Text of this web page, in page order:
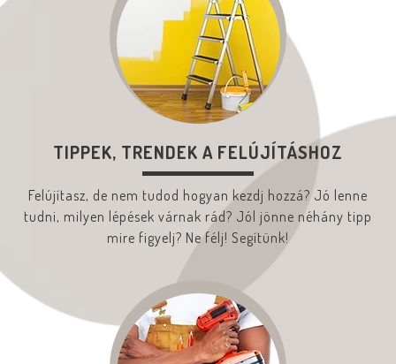
TIPPEK, TRENDEK A FELÚJÍTÁSHOZ
Felújítasz, de nem tudod hogyan kezdj hozzá? Jó lenne
tudni, milyen lépések várnak rád? Jól jönne néhány tipp
mire figyelj? Ne félj! Segítünk!